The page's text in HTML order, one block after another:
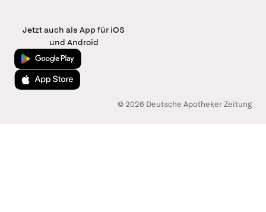
Jetzt auch als App für iOS
und Android
Jetzt bei Google Play
Laden im App Store
© 2026 Deutsche Apotheker Zeitung